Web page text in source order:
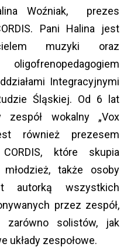
Woźniak, prezes
Pani Halina jest
muzyki oraz
Integracyjnymi
Śląskiej. Od 6 lat
zespół wokalny „Vox
również prezesem
które skupia
także osoby
autorką wszystkich
przez zespół,
zarówno solistów, jak
układy zespołowe.